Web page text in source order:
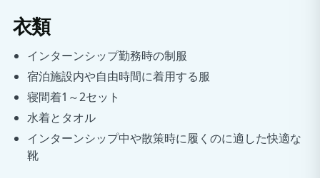
衣類
インターンシップ勤務時の制服
宿泊施設内や自由時間に着用する服
寝間着1～2セット
水着とタオル
インターンシップ中や散策時に履くのに適した快適な
靴